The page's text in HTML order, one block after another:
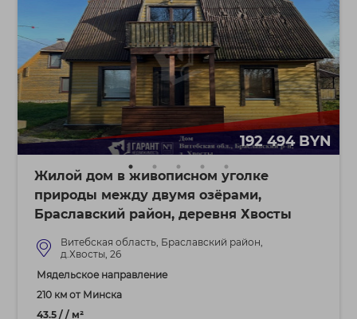
192 494 BYN
Жилой дом в живописном уголке
природы между двумя озёрами,
Браславский район, деревня Хвосты
Витебская область, Браславский район,
д.Хвосты, 26
Мядельское направление
210 км от Минска
43.5 / / м²